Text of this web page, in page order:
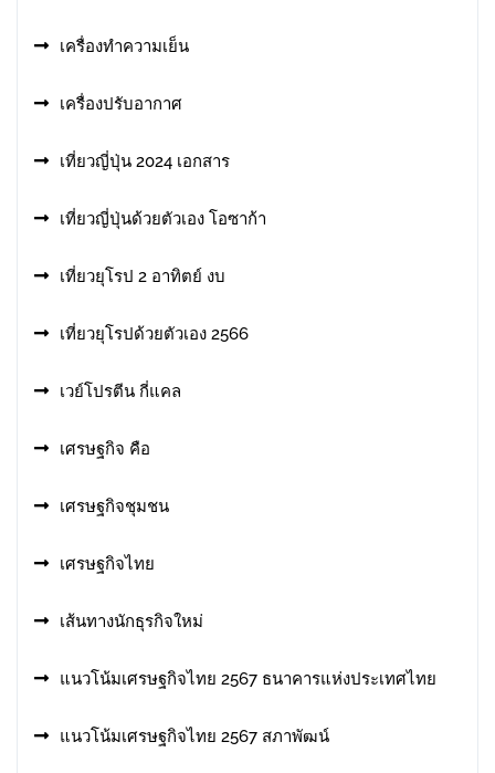
เครื่องทำความเย็น
เครื่องปรับอากาศ
เที่ยวญี่ปุ่น 2024 เอกสาร
เที่ยวญี่ปุ่นด้วยตัวเอง โอซาก้า
เที่ยวยุโรป 2 อาทิตย์ งบ
เที่ยวยุโรปด้วยตัวเอง 2566
เวย์โปรตีน กี่แคล
เศรษฐกิจ คือ
เศรษฐกิจชุมชน
เศรษฐกิจไทย
เส้นทางนักธุรกิจใหม่
แนวโน้มเศรษฐกิจไทย 2567 ธนาคารแห่งประเทศไทย
แนวโน้มเศรษฐกิจไทย 2567 สภาพัฒน์